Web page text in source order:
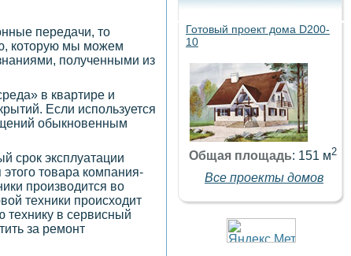
передачи, то
которую мы можем
полученными из
в квартире и
Если используется
обыкновенным
срок эксплуатации
этого товара компания-
производится во
техники происходит
технику в сервисный
за ремонт
Готовый проект дома D200-
10
Общая площадь: 151 м2
Все проекты домов